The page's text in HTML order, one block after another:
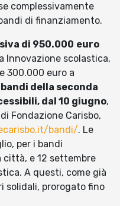
complessivamente
di finanziamento.
di 950.000 euro
Innovazione scolastica,
300.000 euro a
della seconda
dal 10 giugno,
Fondazione Carisbo,
bandi/. Le
per i bandi
città, e 12 settembre
A questi, come già
solidali, prorogato fino